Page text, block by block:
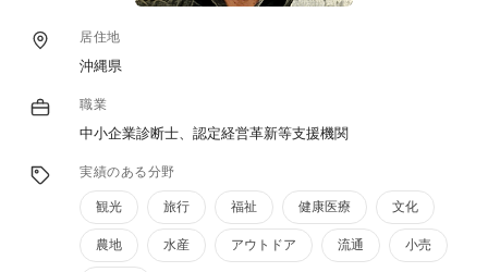
居住地
沖縄県
職業
中小企業診断士、認定経営革新等支援機関
実績のある分野
観光 旅行 福祉 健康医療 文化
農地 水産 アウトドア 流通 小売